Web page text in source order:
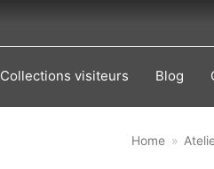
Collections visiteurs Blog
Home »